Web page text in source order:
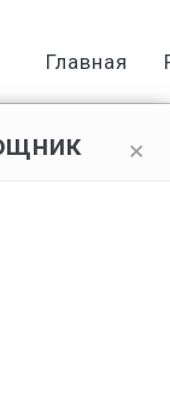
Главная
×